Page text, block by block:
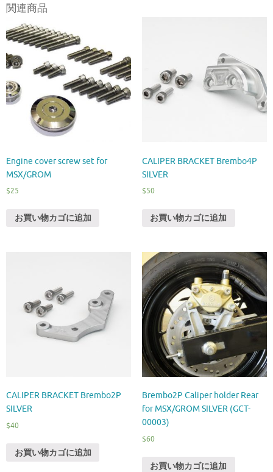
関連商品
Engine cover screw set for
MSX/GROM
$25
お買い物カゴに追加
CALIPER BRACKET Brembo4P
SILVER
$50
お買い物カゴに追加
CALIPER BRACKET Brembo2P
SILVER
$40
お買い物カゴに追加
Brembo2P Caliper holder Rear
for MSX/GROM SILVER (GCT-
00003)
$60
お買い物カゴに追加